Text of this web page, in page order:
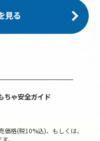
ちゃ安全ガイド
格(税10%込)、もしくは、
。